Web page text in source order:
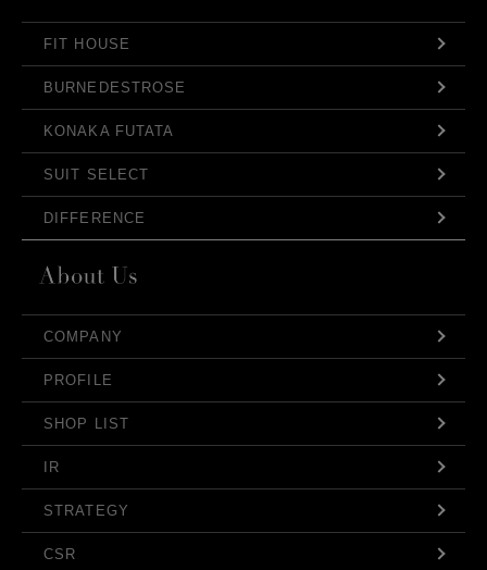
FIT HOUSE
BURNEDESTROSE
KONAKA FUTATA
SUIT SELECT
DIFFERENCE
COMPANY
PROFILE
SHOP LIST
IR
STRATEGY
CSR